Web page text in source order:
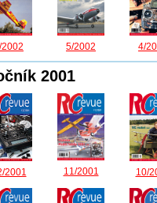
2002 5/2002 4/
2001
2001 11/2001 10/